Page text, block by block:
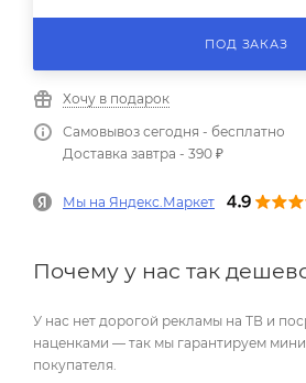
ПОД ЗАКАЗ
Хочу в подарок
Самовывоз сегодня - бесплатно
Доставка завтра - 390 ₽
Мы на Яндекс.Маркет
Почему у нас так
У нас нет дорогой рекламы на ТВ и
наценками — так мы гарантируем
покупателя.